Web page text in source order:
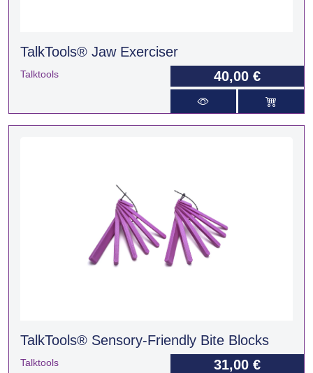
TalkTools® Jaw Exerciser
Talktools 40,00 €
TalkTools® Sensory-Friendly Bite Blocks
Talktools 31,00 €